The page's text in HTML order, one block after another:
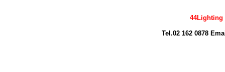
44Lighting
Tel.02 162 0878